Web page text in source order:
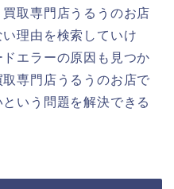
取専門店うるうのお店
理由を検索していけ
エラーの原因も見つか
専門店うるうのお店で
いう問題を解決できる